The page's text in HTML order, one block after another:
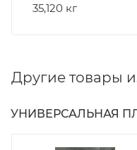
35,120 кг
Другие товары
УНИВЕРСАЛЬНАЯ